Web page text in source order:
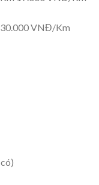
VNĐ/Km